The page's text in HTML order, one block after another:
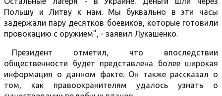
Польшу и Литву к нам. Мы буквально в эти часы
задержали пару десятков боевиков, которые готовили
провокацию с оружием", - заявил Лукашенко.
Президент отметил, что впоследствии
общественности будет представлена более широкая
информация о данном факте. Он также рассказал о
том, как правоохранителям удалось узнать о